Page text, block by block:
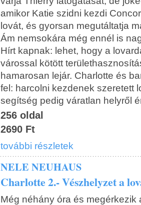
amikor Katie szidni kezdi
lovát, és gyorsan megutáltatja
Ám nemsokára még ennél is
Hírt kapnak: lehet, hogy a
várossal kötött
hamarosan lejár. Charlotte és
fel: harcolni kezdenek szeretett
segítség pedig váratlan helyről
256 oldal
2690 Ft
további részletek
NELE NEUHAUS
Charlotte 2.- Vészhelyzet a
Még néhány óra és megérkezik